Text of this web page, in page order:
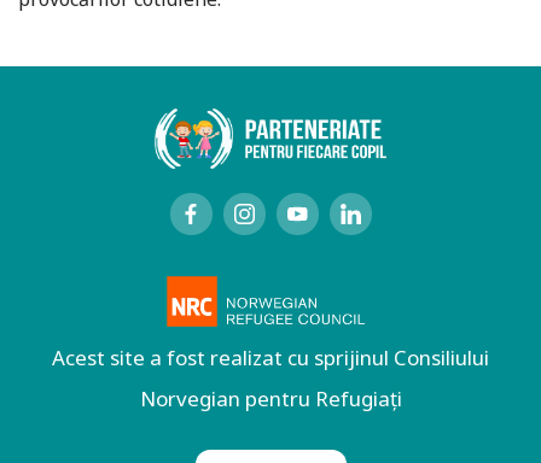
Acest site a fost realizat cu sprijinul Consiliului
Norvegian pentru Refugiați